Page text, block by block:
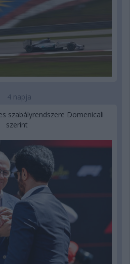
4 napja
szabályrendszere Domenicali
szerint